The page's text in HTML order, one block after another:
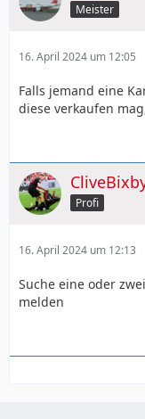
Meister
16. April 2024 um 12:05
Falls jemand eine
diese verkaufen
Profi
16. April 2024 um 12:13
Suche eine oder
melden